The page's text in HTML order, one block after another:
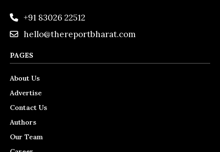
+91 83026 22512
hello@thereportbharat.com
PAGES
About Us
Advertise
Contact Us
Authors
Our Team